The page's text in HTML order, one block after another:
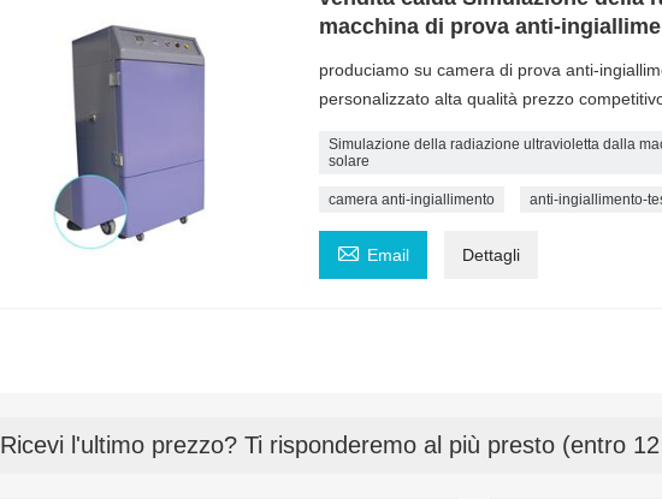
macchina di prova anti-
produciamo su camera di prova anti-
personalizzato alta qualità prezzo
Simulazione della radiazione ultravioletta dalla
solare
camera anti-ingiallimento anti-ingiallimento-
 Email Dettagli
Ricevi l'ultimo prezzo? Ti risponderemo al più presto (entro